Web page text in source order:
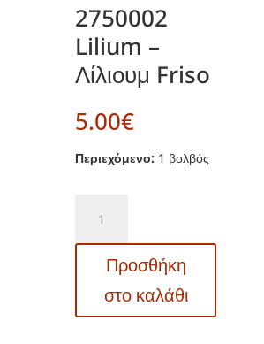
2750002
Lilium –
Λίλιουμ Friso
5.00€
Περιεχόμενο: 1 βολβός
Lilium
–
Λίλιουμ
ποσότητα
Προσθήκη
στο καλάθι